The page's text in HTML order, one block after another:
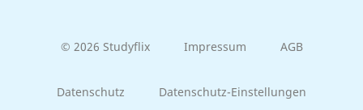
© 2026 Studyflix Impressum AGB
Datenschutz Datenschutz-Einstellungen